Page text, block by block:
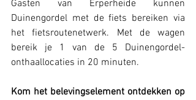
Gasten van Erperheide kunnen
Duinengordel met de fiets bereiken via
het fietsroutenetwerk. Met de wagen
bereik je 1 van de 5 Duinengordel-
onthaallocaties in 20 minuten.
Kom het belevingselement ontdekken op